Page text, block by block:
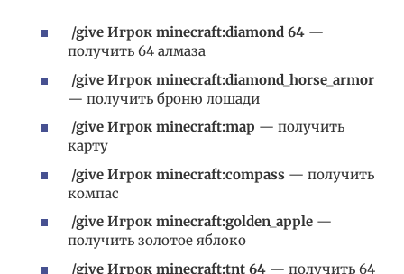
/give Игрок minecraft:diamond 64 —
получить 64 алмаза
/give Игрок minecraft:diamond_horse_armor
— получить броню лошади
/give Игрок minecraft:map — получить
карту
/give Игрок minecraft:compass — получить
компас
/give Игрок minecraft:golden_apple —
получить золотое яблоко
/give Игрок minecraft:tnt 64 — получить 64